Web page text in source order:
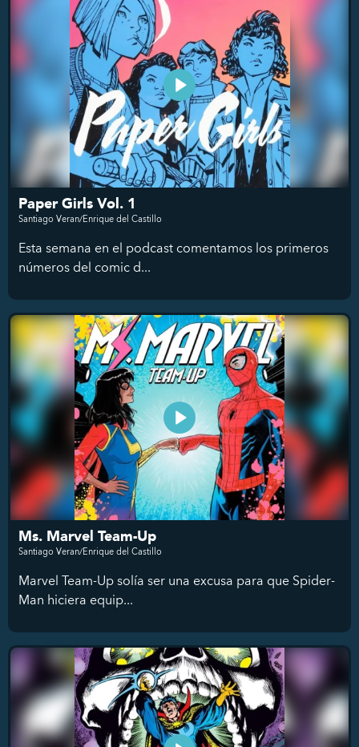
Paper Girls Vol. 1
Santiago Veran/Enrique del Castillo
Esta semana en el podcast comentamos los primeros
números del comic d...
Ms. Marvel Team-Up
Santiago Veran/Enrique del Castillo
Marvel Team-Up solía ser una excusa para que Spider-
Man hiciera equip...